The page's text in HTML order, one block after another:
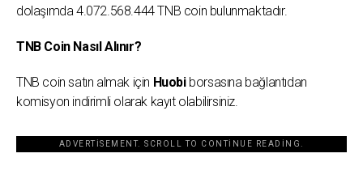
dolaşımda 4.072.568.444 TNB coin bulunmaktadır.
TNB Coin Nasıl Alınır?
TNB coin satın almak için Huobiborsasına bağlantıdan
komisyon indirimli olarak kayıt olabilirsiniz.
ADVERTISEMENT. SCROLL TO CONTINUE READING.